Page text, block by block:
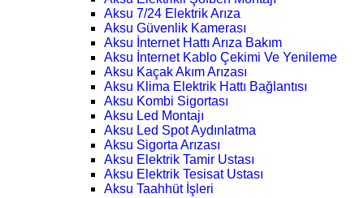
Aksu 7/24 Elektrik Arıza
Aksu Güvenlik Kamerası
Aksu İnternet Hattı Arıza Bakım
Aksu İnternet Kablo Çekimi Ve Yenileme
Aksu Kaçak Akım Arızası
Aksu Klima Elektrik Hattı Bağlantısı
Aksu Kombi Sigortası
Aksu Led Montajı
Aksu Led Spot Aydınlatma
Aksu Sigorta Arızası
Aksu Elektrik Tamir Ustası
Aksu Elektrik Tesisat Ustası
Aksu Taahhüt İşleri